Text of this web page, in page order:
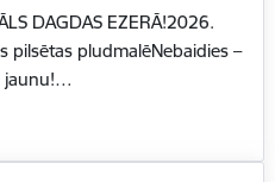
DAGDAS EZERĀ!2026.
pilsētas pludmalēNebaidies –
jaunu!…